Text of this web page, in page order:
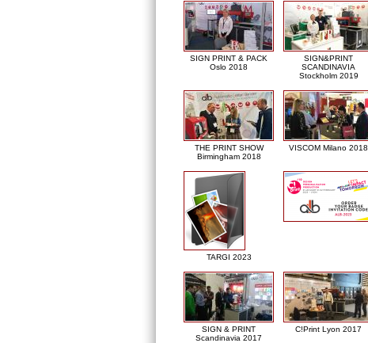
SIGN PRINT & PACK
Oslo 2018
SIGN&PRINT
SCANDINAVIA
Stockholm 2019
THE PRINT SHOW
Birmingham 2018
VISCOM Milano 2018
TARGI 2023
SIGN & PRINT
Scandinavia 2017
C!Print Lyon 2017